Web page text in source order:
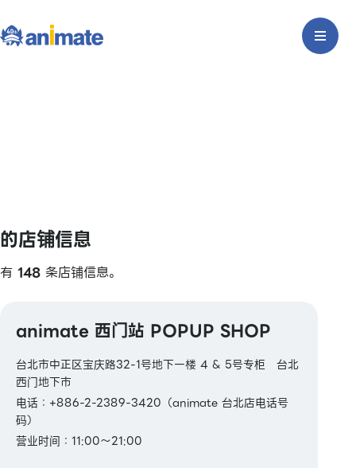
的店铺信息
有 148 条店铺信息。
animate 西门站 POPUP SHOP
台北市中正区宝庆路32-1号地下一楼 4 & 5号专柜 台北
西门地下市
电话：+886-2-2389-3420（animate 台北店电话号
码）
营业时间：11:00～21:00